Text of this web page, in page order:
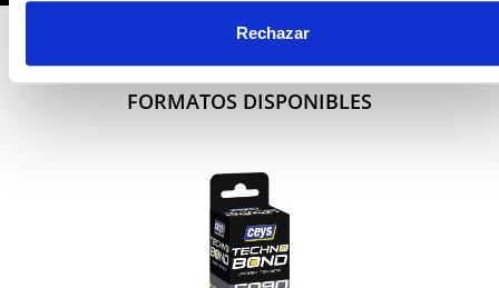
Rechazar
FORMATOS DISPONIBLES